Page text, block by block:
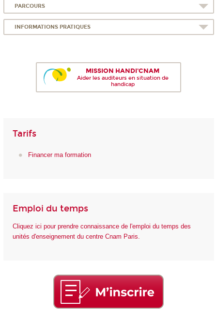
PARCOURS
INFORMATIONS PRATIQUES
MISSION HANDI'CNAM
Aider les auditeurs en situation de
handicap
Tarifs
Financer ma formation
Emploi du temps
Cliquez ici pour prendre connaissance de l'emploi du temps des
unités d'enseignement du centre Cnam Paris.